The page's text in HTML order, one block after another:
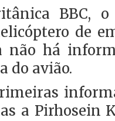
BBC,
de
não há
do avião.
a Pirhosein